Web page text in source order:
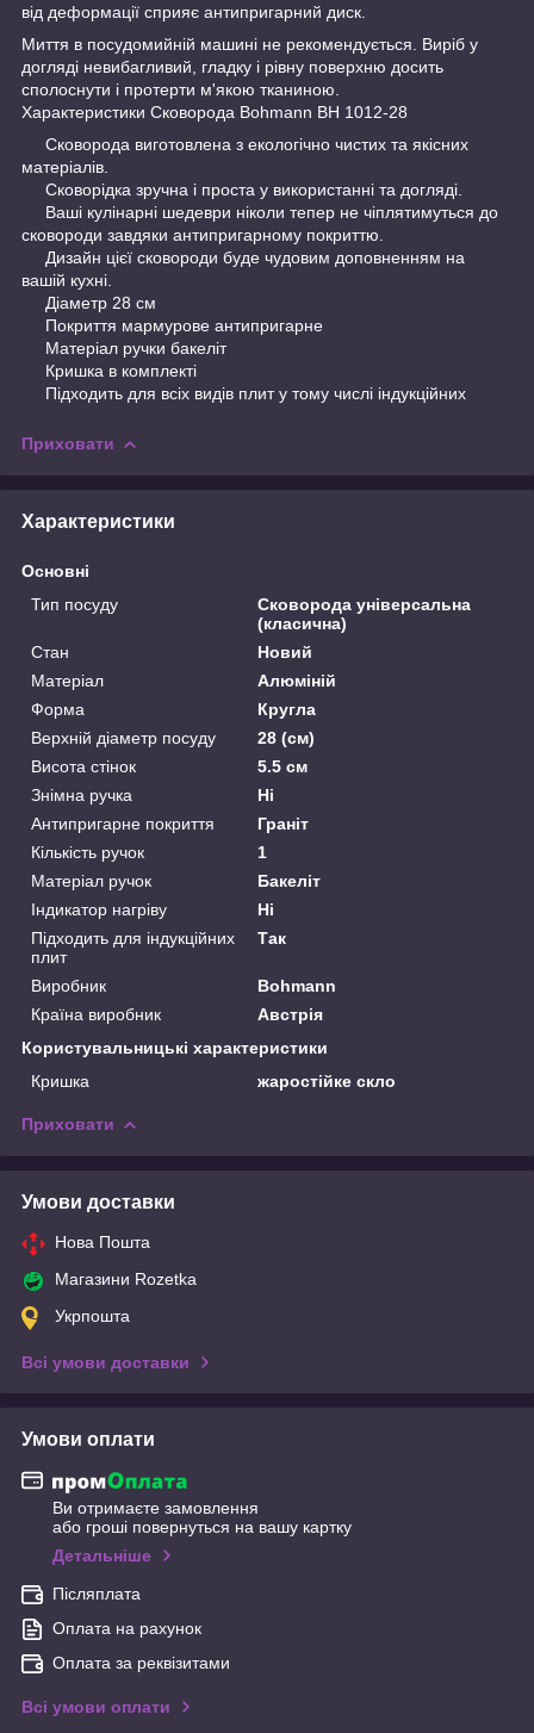
від деформації сприяє антипригарний диск.
Миття в посудомийній машині не рекомендується. Виріб у
догляді невибагливий, гладку і рівну поверхню досить
сполоснути і протерти м'якою тканиною.
Характеристики Сковорода Bohmann BH 1012-28
Сковорода виготовлена з екологічно чистих та якісних
матеріалів.
Сковорідка зручна і проста у використанні та догляді.
Ваші кулінарні шедеври ніколи тепер не чіплятимуться до
сковороди завдяки антипригарному покриттю.
Дизайн цієї сковороди буде чудовим доповненням на
вашій кухні.
Діаметр 28 см
Покриття мармурове антипригарне
Матеріал ручки бакеліт
Кришка в комплекті
Підходить для всіх видів плит у тому числі індукційних
Приховати
Характеристики
Основні
Тип посуду
Сковорода універсальна
(класична)
Стан
Новий
Матеріал
Алюміній
Форма
Кругла
Верхній діаметр посуду
28 (см)
Висота стінок
5.5 см
Знімна ручка
Ні
Антипригарне покриття
Граніт
Кількість ручок
1
Матеріал ручок
Бакеліт
Індикатор нагріву
Ні
Підходить для індукційних
плит
Так
Виробник
Bohmann
Країна виробник
Австрія
Користувальницькі характеристики
Кришка
жаростійке скло
Приховати
Умови доставки
Нова Пошта
Магазини Rozetka
Укрпошта
Всі умови доставки
Умови оплати
Ви отримаєте замовлення
або гроші повернуться на вашу картку
Детальніше
Післяплата
Оплата на рахунок
Оплата за реквізитами
Всі умови оплати